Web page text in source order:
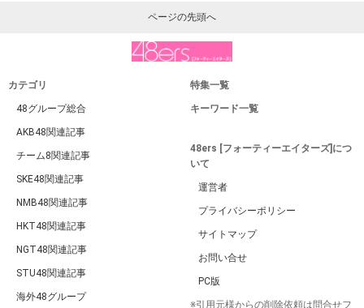
ページの先頭へ
カテゴリ
48グループ総合
AKB48関連記事
チーム8関連記事
SKE48関連記事
NMB48関連記事
HKT48関連記事
NGT48関連記事
STU48関連記事
海外48グループ
特集一覧
キーワード一覧
48ers [フォーティーエイターズ]につ
いて
運営者
プライバシーポリシー
サイトマップ
お問い合せ
PC版
※引用元様からの削除依頼は問合せフ